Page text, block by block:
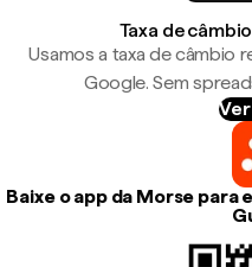
Taxa de
Usamos a taxa de câmbio
Google. Sem
Baixe o app da Morse para